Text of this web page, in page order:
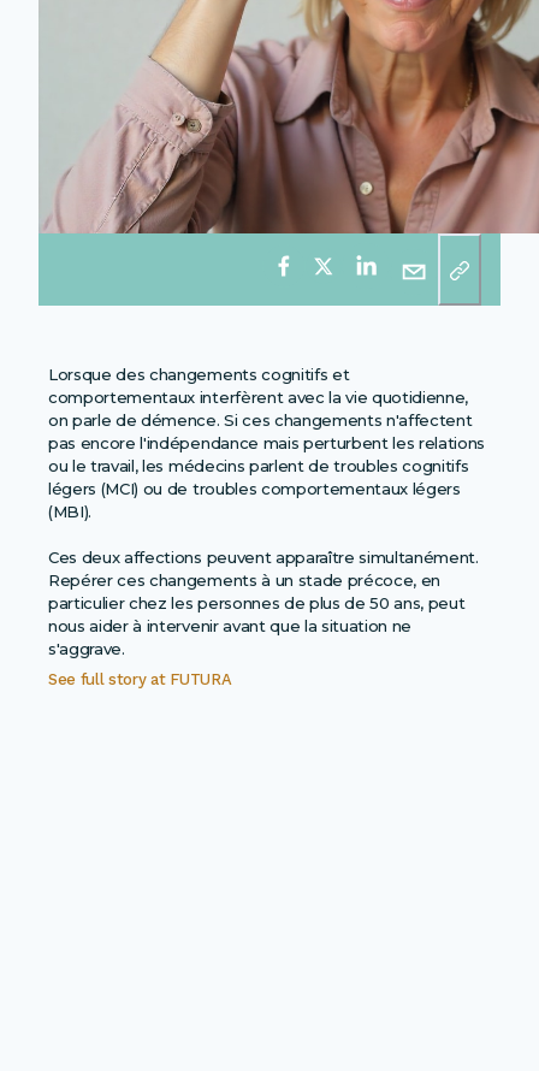
Lorsque des changements cognitifs et
comportementaux interfèrent avec la vie quotidienne,
on parle de démence. Si ces changements n'affectent
pas encore l'indépendance mais perturbent les relations
ou le travail, les médecins parlent de troubles cognitifs
légers (MCI) ou de troubles comportementaux légers
(MBI).
Ces deux affections peuvent apparaître simultanément.
Repérer ces changements à un stade précoce, en
particulier chez les personnes de plus de 50 ans, peut
nous aider à intervenir avant que la situation ne
See full story atFUTURA